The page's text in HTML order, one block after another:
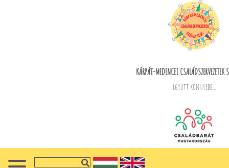
KÁRPÁT-MEDENCEI CSALÁDSZERVEZETEK
Együtt könnyebb...